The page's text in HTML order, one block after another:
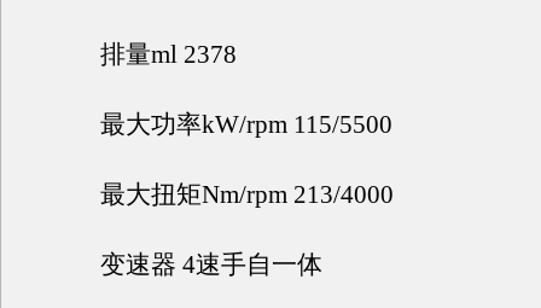
排量ml 2378
最大功率kW/rpm 115/5500
最大扭矩Nm/rpm 213/4000
变速器 4速手自一体